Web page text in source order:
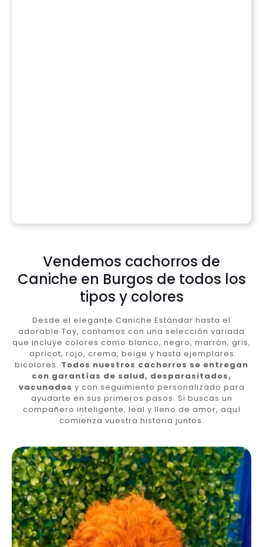
Vendemos cachorros de
Caniche en Burgos de todos los
tipos y colores
Desde el elegante Caniche Estándar hasta el
adorable Toy, contamos con una selección variada
que incluye colores como blanco, negro, marrón, gris,
apricot, rojo, crema, beige y hasta ejemplares
bicolores. Todos nuestros cachorros se entregan
con garantías de salud, desparasitados,
vacunados y con seguimiento personalizado para
ayudarte en sus primeros pasos. Si buscas un
compañero inteligente, leal y lleno de amor, aquí
comienza vuestra historia juntos.